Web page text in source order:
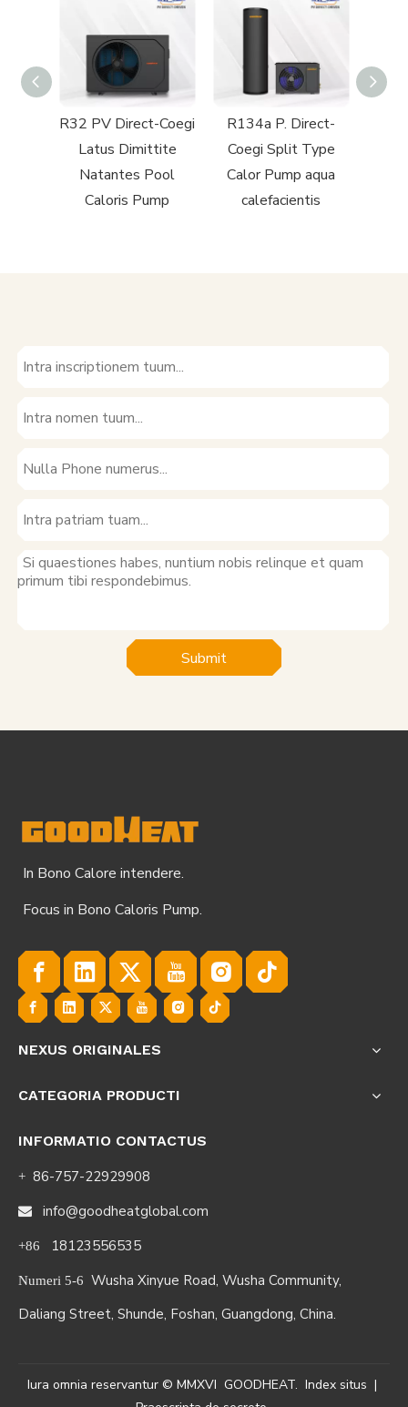
R32 PV Direct-Coegi
Latus Dimittite
Natantes Pool
Caloris Pump
R134a P. Direct-
Coegi Split Type
Calor Pump aqua
calefacientis
Submit
In Bono Calore intendere.
Focus in Bono Caloris Pump.
NEXUS ORIGINALES
CATEGORIA PRODUCTI
INFORMATIO CONTACTUS
+ 86-757-22929908
 info@goodheatglobal.com
+86 18123556535
Numeri 5-6 Wusha Xinyue Road, Wusha Community,
Daliang Street, Shunde, Foshan, Guangdong, China.
Iura omnia reservantur © MMXVI GOODHEAT. Index situs |